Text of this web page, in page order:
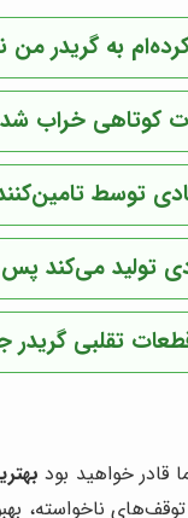
به گریدر
خراب
توسط
تولید می‌کند
تقلبی گریدر
قادر خواهید بود
ناخواسته،